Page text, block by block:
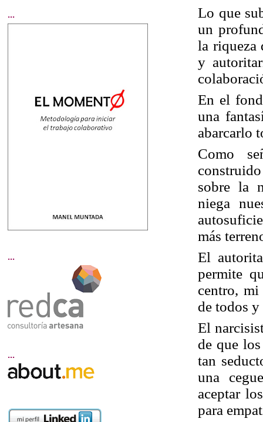
Lo que
un
la riqueza
y
En el
una
abarcarlo
Como
sobre la
niega
más
El
permite
centro,
de todos
El
de que
tan
una
aceptar
para
...
...
...